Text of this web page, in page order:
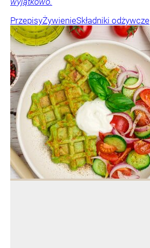
PrzepisyŻywienieSkładniki odżywcze